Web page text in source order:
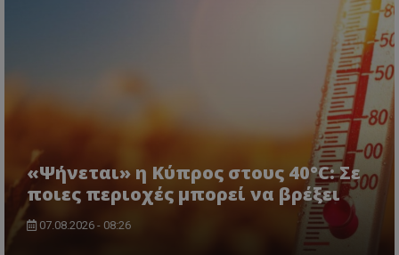
«Ψήνεται» η Κύπρος στους 40°C: Σε
ποιες περιοχές μπορεί να βρέξει
07.08.2026 - 08:26